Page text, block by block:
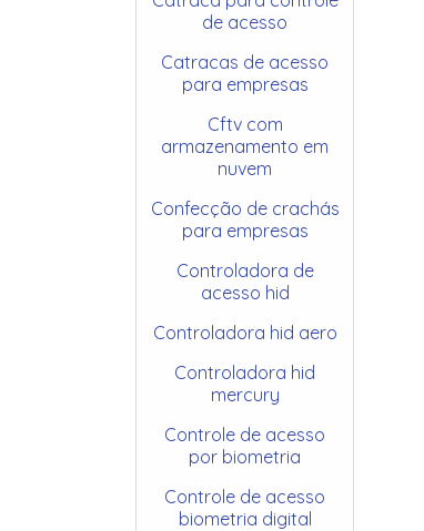
de acesso
Catracas de acesso
para empresas
Cftv com
armazenamento em
nuvem
Confecção de crachás
para empresas
Controladora de
acesso hid
Controladora hid aero
Controladora hid
mercury
Controle de acesso
por biometria
Controle de acesso
biometria digital